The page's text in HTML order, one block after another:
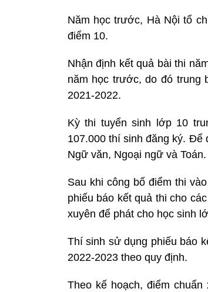
Năm học trước, Hà Nội tổ
điểm 10.
Nhận định kết quả bài thi
năm học trước, do đó trung
2021-2022.
Kỳ thi tuyển sinh lớp 10
107.000 thí sinh đăng ký.
Ngữ văn, Ngoại ngữ và Toán.
Sau khi công bố điểm thi
phiếu báo kết quả thi cho
xuyên để phát cho học sinh
Thí sinh sử dụng phiếu báo
2022-2023 theo quy định.
Theo kế hoạch, điểm